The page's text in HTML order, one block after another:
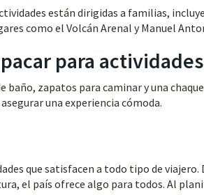
están dirigidas a familias,
como el Volcán Arenal y Manuel
para actividades
baño, zapatos para caminar y una
una experiencia cómoda.
que satisfacen a todo tipo de viajero.
el país ofrece algo para todos. Al